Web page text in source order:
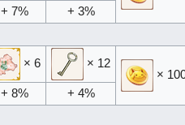
+ 7%
+ 3%
× 6
× 12
×
+ 8%
+ 4%